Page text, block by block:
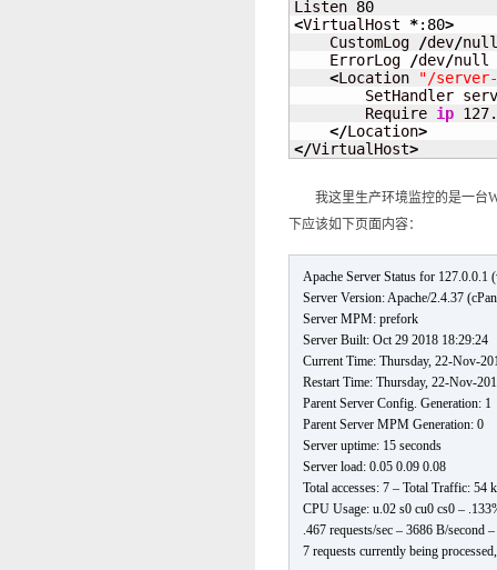
Listen 80
<VirtualHost *: 80>
    CustomLog
/dev/null
    ErrorLog
/dev/null
<Location
"/
SetHandler
        Require
ip
</Location>
</VirtualHost>
我这里生产环境监控的是一台
下应该如下页面内容：
Apache Server Status for 127.0.0.1
Server Version: Apache/2.4.37
Server MPM: prefork
Server Built: Oct 29 2018 18:29:24
Current Time: Thursday, 22-Nov-
Restart Time: Thursday, 22-Nov-
Parent Server Config. Generation: 1
Parent Server MPM Generation: 0
Server uptime: 15 seconds
Server load: 0.05 0.09 0.08
Total accesses: 7 – Total Traffic: 54
CPU Usage: u.02 s0 cu0 cs0 –
.467 requests/sec – 3686 B/second
7 requests currently being